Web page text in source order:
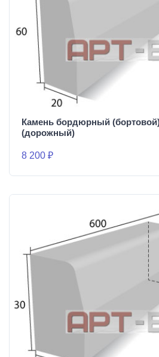
Камень бордюрный
(дорожный)
8 200 ₽